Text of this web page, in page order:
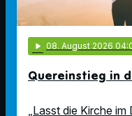
play_arrow 08. August 2026
Quereinstieg in
„Lasst die Kirche